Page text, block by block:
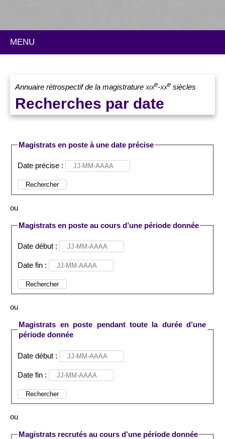
MENU
Annuaire rétrospectif de la magistrature xixe-xxe siècles
Recherches par date
Magistrats en poste à une date précise
Date précise :
Rechercher
ou
Magistrats en poste au cours d’une période donnée
Date début :
Date fin :
Rechercher
ou
Magistrats en poste pendant toute la durée d’une
période donnée
Date début :
Date fin :
Rechercher
ou
Magistrats recrutés au cours d’une période donnée